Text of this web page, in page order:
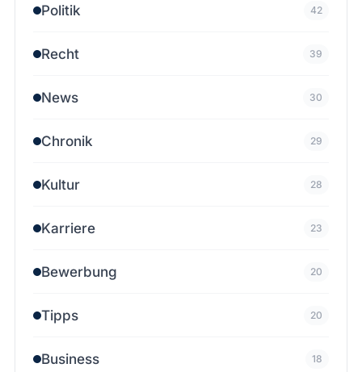
Politik 42
Recht 39
News 30
Chronik 29
Kultur 28
Karriere 23
Bewerbung 20
Tipps 20
Business 18